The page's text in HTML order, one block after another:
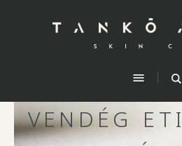
VENDÉG